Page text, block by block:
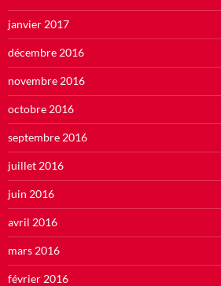
janvier 2017
décembre 2016
novembre 2016
octobre 2016
septembre 2016
juillet 2016
juin 2016
avril 2016
mars 2016
février 2016